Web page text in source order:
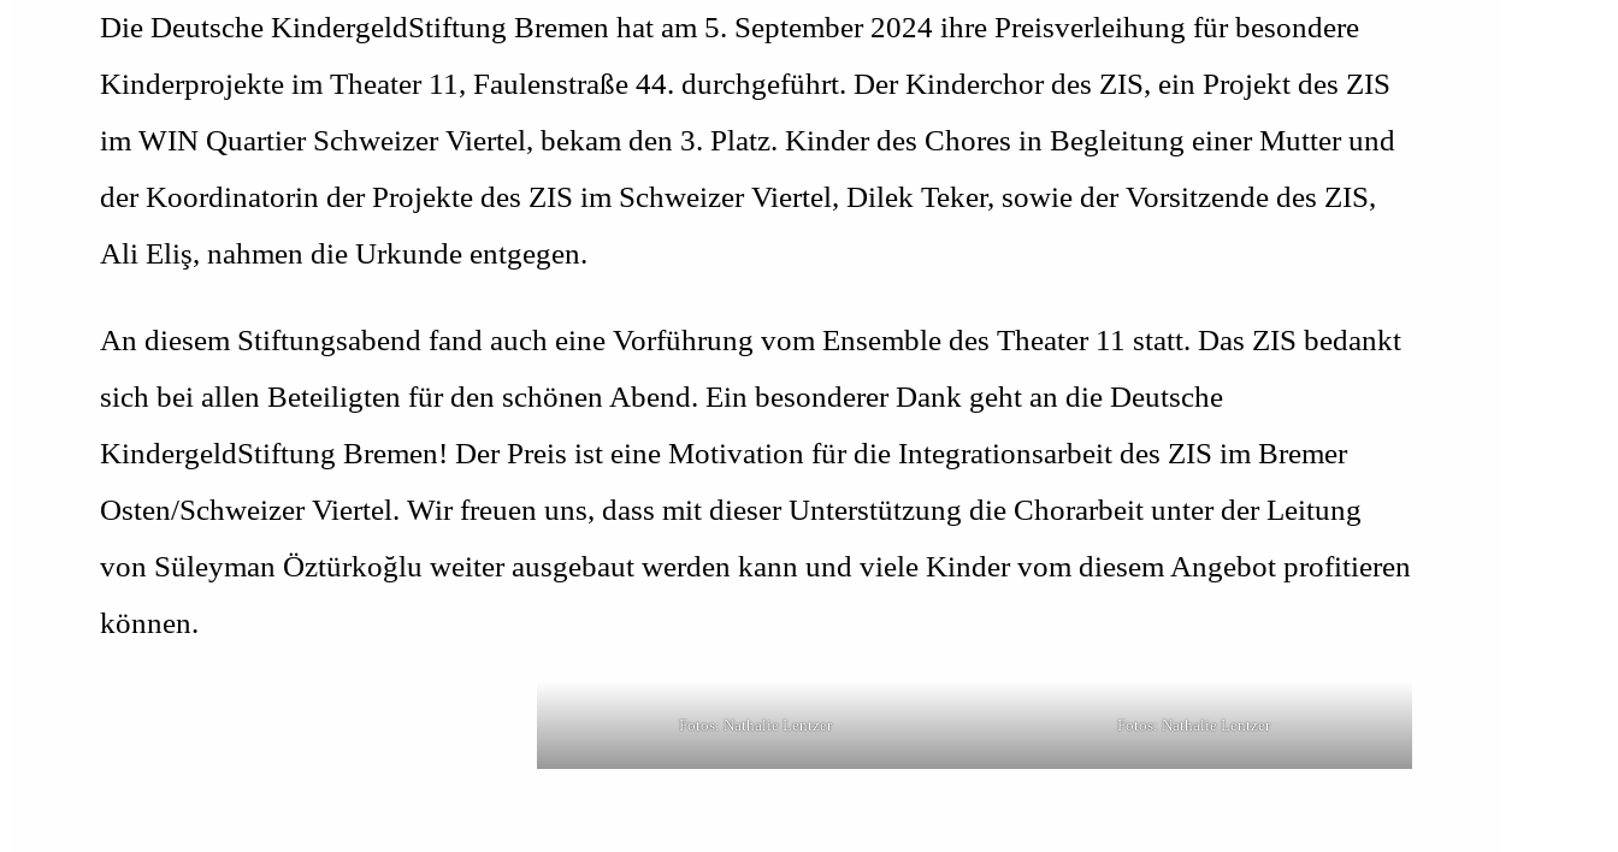
Die Deutsche KindergeldStiftung Bremen hat am 5. September 2024 ihre Preisverleihung für besondere
Kinderprojekte im Theater 11, Faulenstraße 44. durchgeführt. Der Kinderchor des ZIS, ein Projekt des ZIS
im WIN Quartier Schweizer Viertel, bekam den 3. Platz. Kinder des Chores in Begleitung einer Mutter und
der Koordinatorin der Projekte des ZIS im Schweizer Viertel, Dilek Teker, sowie der Vorsitzende des ZIS,
Ali Eliş, nahmen die Urkunde entgegen.
An diesem Stiftungsabend fand auch eine Vorführung vom Ensemble des Theater 11 statt. Das ZIS bedankt
sich bei allen Beteiligten für den schönen Abend. Ein besonderer Dank geht an die Deutsche
KindergeldStiftung Bremen! Der Preis ist eine Motivation für die Integrationsarbeit des ZIS im Bremer
Osten/Schweizer Viertel. Wir freuen uns, dass mit dieser Unterstützung die Chorarbeit unter der Leitung
von Süleyman Öztürkoğlu weiter ausgebaut werden kann und viele Kinder vom diesem Angebot profitieren
können.
Fotos: Nathalie Lentzer Fotos: Nathalie Lentzer